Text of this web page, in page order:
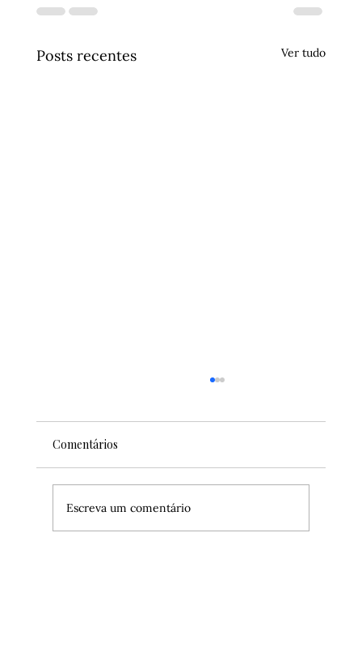
Posts recentes Ver tudo
Comentários
Escreva um comentário